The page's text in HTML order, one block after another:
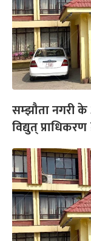
सम्झौता नगरी
विद्युत् प्राधिकरण